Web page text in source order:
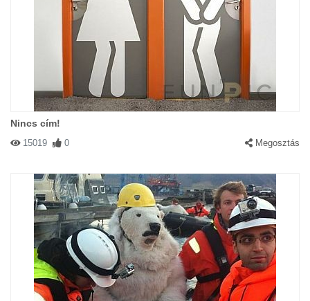
Nincs cím!
15019 0 Megosztás